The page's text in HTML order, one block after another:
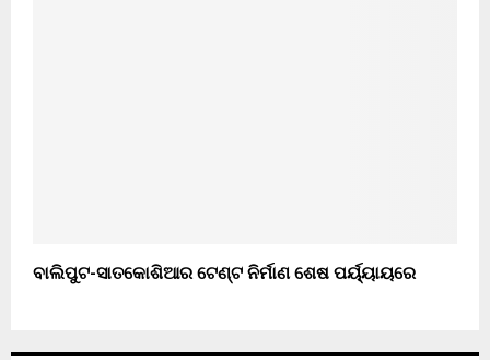
ବାଲିପୁଟ-ସାତକୋଶିଆର ଟେଣ୍ଟ ନିର୍ମାଣ ଶେଷ ପର୍ୟ୍ୟାୟରେ